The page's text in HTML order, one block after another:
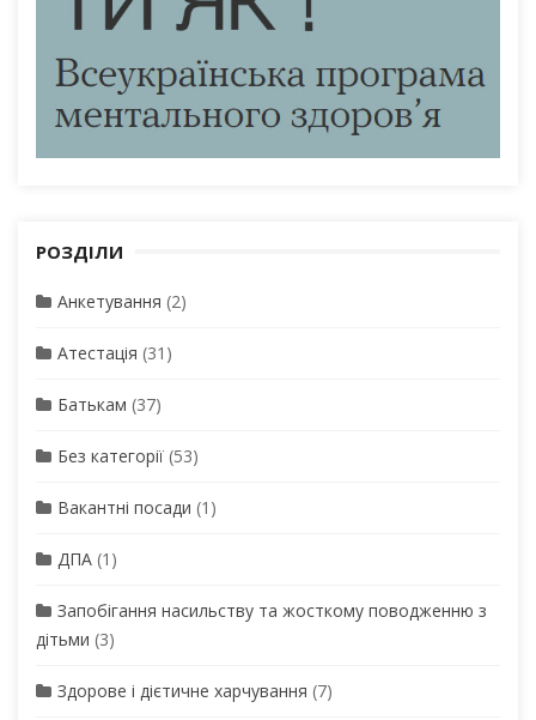
РОЗДІЛИ
Анкетування (2)
Атестація (31)
Батькам (37)
Без категорії (53)
Вакантні посади (1)
ДПА (1)
Запобігання насильству та жосткому поводженню з
дітьми (3)
Здорове і дієтичне харчування (7)